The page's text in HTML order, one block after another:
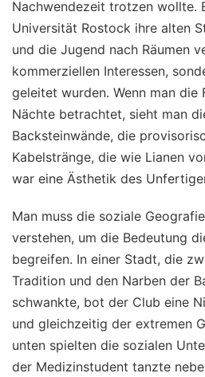
Nachwendezeit trotzen wollte.
Universität Rostock ihre alten
und die Jugend nach Räumen
kommerziellen Interessen,
geleitet wurden. Wenn man die
Nächte betrachtet, sieht man
Backsteinwände, die
Kabelstränge, die wie Lianen
war eine Ästhetik des
Man muss die soziale
verstehen, um die Bedeutung
begreifen. In einer Stadt, die
Tradition und den Narben der
schwankte, bot der Club eine
und gleichzeitig der extremen
unten spielten die sozialen
der Medizinstudent tanzte